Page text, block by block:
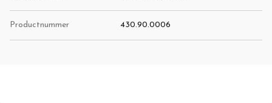
Productnummer 430.90.0006